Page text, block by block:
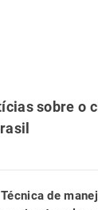
sobre o
Técnica de